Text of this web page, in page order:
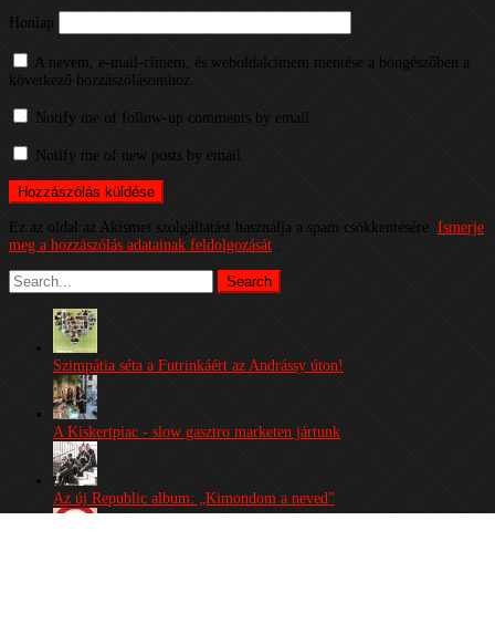
Honlap
A nevem, e-mail-címem, és weboldalcímem mentése a böngészőben a
következő hozzászólásomhoz.
Notify me of follow-up comments by email.
Notify me of new posts by email.
Ez az oldal az Akismet szolgáltatást használja a spam csökkentésére. Ismerje
meg a hozzászólás adatainak feldolgozását .
Szimpátia séta a Futrinkáért az Andrássy úton!
A Kiskertpiac - slow gasztro marketen jártunk
Az új Republic album: „Kimondom a neved”